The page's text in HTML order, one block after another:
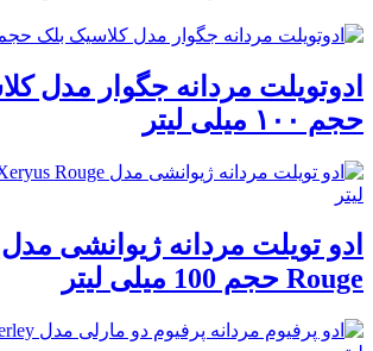
ادوتویلت مردانه جگوار مدل
حجم ۱۰۰ میلی لیتر
Rouge حجم 100 میلی لیتر